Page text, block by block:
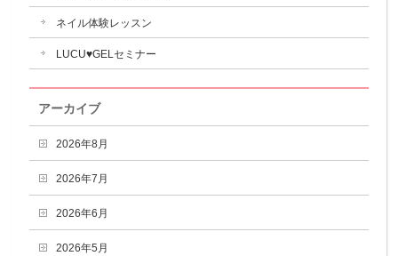
ネイル体験レッスン
LUCU♥GELセミナー
アーカイブ
2026年8月
2026年7月
2026年6月
2026年5月